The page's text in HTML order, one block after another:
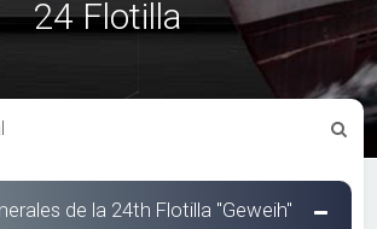
24 Flotilla
s
de la 24th Flotilla "Geweih"